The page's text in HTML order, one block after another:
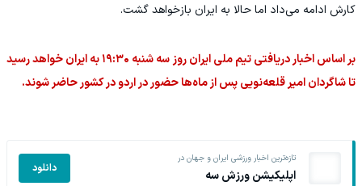
کارش ادامه می‌داد اما حالا به ایران بازخواهد گشت.
بر اساس اخبار دریافتی تیم ملی ایران روز سه شنبه ۱۹:۳۰ به ایران خواهد رسید
تا شاگردان امیر قلعه‌نویی پس از ماه‌ها حضور در اردو در کشور حاضر شوند.
تازه‌ترین اخبار ورزشی ایران و جهان در
اپلیکیشن ورزش سه دانلود